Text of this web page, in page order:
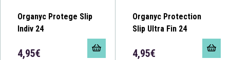
Organyc Protege Slip
Indiv 24
4,95€
Organyc Protection
Slip Ultra Fin 24
4,95€